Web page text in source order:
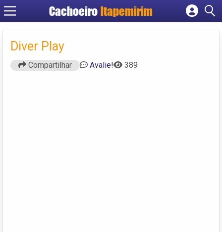
Cachoeiro Itapemirim
Cadastrar empresa
Diver Play
Compartilhar Avalie! 389